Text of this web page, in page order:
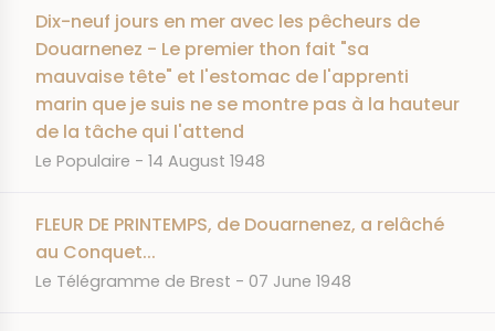
Dix-neuf jours en mer avec les pêcheurs de
Douarnenez - Le premier thon fait "sa
mauvaise tête" et l'estomac de l'apprenti
marin que je suis ne se montre pas à la hauteur
de la tâche qui l'attend
JOURNAL
Le Populaire DATE
14 August 1948
FLEUR DE PRINTEMPS, de Douarnenez, a relâché
au Conquet...
JOURNAL
Le Télégramme de Brest DATE
07 June 1948